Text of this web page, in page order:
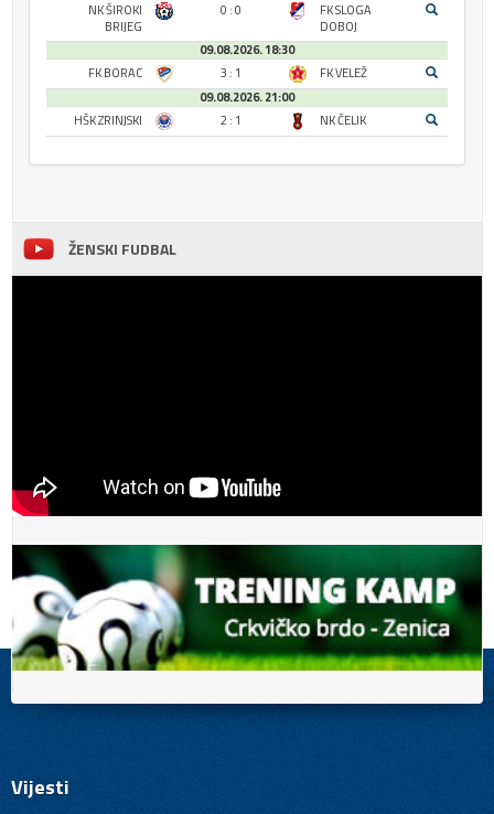
NK ŠIROKI
BRIJEG
0 : 0
FK SLOGA
DOBOJ
09.08.2026. 18:30
FK BORAC
3 : 1
FK VELEŽ
09.08.2026. 21:00
HŠK ZRINJSKI
2 : 1 NK ČELIK
ŽENSKI FUDBAL
Vijesti